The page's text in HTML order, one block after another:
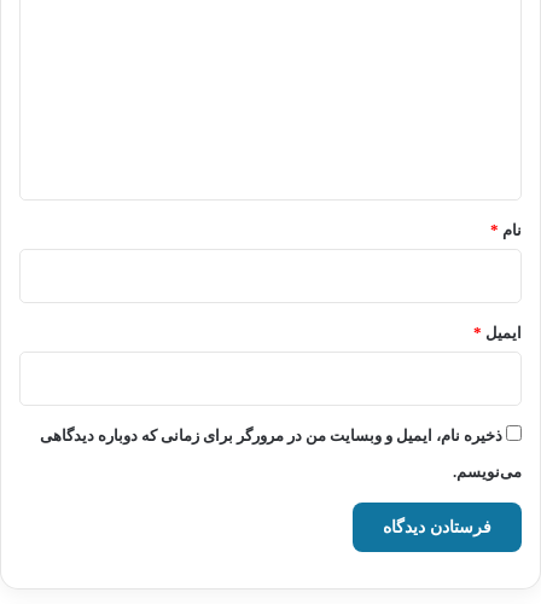
نام *
ایمیل *
ذخیره نام، ایمیل و وبسایت من در مرورگر برای زمانی که دوباره دیدگاهی
می‌نویسم.